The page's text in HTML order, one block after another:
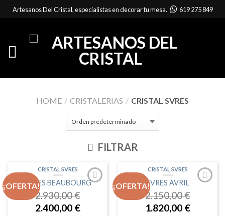
Artesanos Del Cristal, especialistas en decorar tu mesa. 619 275 849
HOME / CRISTALERIAS / CRISTAL SVRES
FILTRAR
CRISTAL SVRES
SVRES BEAUBOURG
2.930,00€
2.400,00 €
¡OFERTA!
CRISTAL SVRES
SVRES AVRIL
2.150,00€
1.820,00 €
¡OFERTA!